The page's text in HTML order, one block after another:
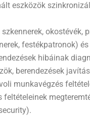
eszközök
okostévék,
festékpatronok)
hibáinak
berendezések
munkavégzés
feltételeinek